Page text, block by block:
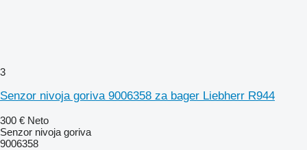
3
Senzor nivoja goriva 9006358 za bager Liebherr R944
300 € Neto
Senzor nivoja goriva
9006358